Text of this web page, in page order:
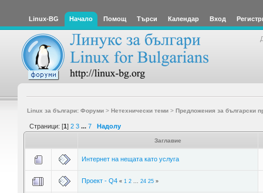
Linux-BG Начало Помощ Търси Календар Вход
Linux за българи: Форуми> Нетехнически теми> Предложения за български
Страници: [1] 2 3 ... 7 Надолу
Заглавие
Интернет на нещата като услуга
Проект - Q4 « 1 2... 24 25»